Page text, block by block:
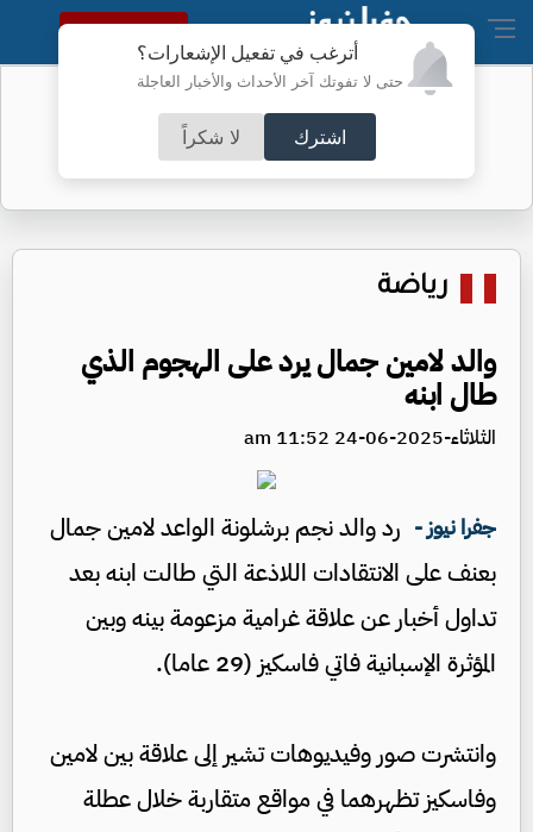
أترغب في تفعيل الإشعارات؟
حتى لا تفوتك آخر الأحداث والأخبار العاجلة
اشترك لا شكراً
النسخة الكاملة
داخله جثة
رياضة
والد لامين جمال يرد على الهجوم الذي
طال ابنه
الثلاثاء-2025-06-24 11:52 am
جفرا نيوز - رد والد نجم برشلونة الواعد لامين جمال
بعنف على الانتقادات اللاذعة التي طالت ابنه بعد
تداول أخبار عن علاقة غرامية مزعومة بينه وبين
المؤثرة الإسبانية فاتي فاسكيز (29 عاما).
وانتشرت صور وفيديوهات تشير إلى علاقة بين لامين
وفاسكيز تظهرهما في مواقع متقاربة خلال عطلة